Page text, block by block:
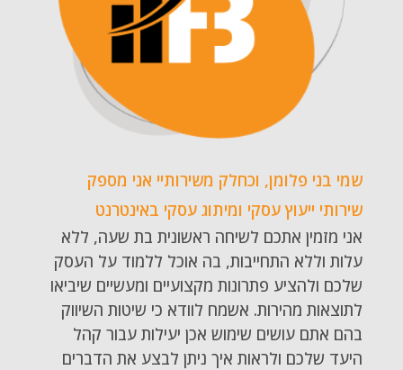
שמי בני פלומן, וכחלק משירותיי אני מספק
שירותי ייעוץ עסקי ומיתוג עסקי באינטרנט
אני מזמין אתכם לשיחה ראשונית בת שעה, ללא
עלות וללא התחייבות, בה אוכל ללמוד על העסק
שלכם ולהציע פתרונות מקצועיים ומעשיים שיביאו
לתוצאות מהירות. אשמח לוודא כי שיטות השיווק
בהם אתם עושים שימוש אכן יעילות עבור קהל
היעד שלכם ולראות איך ניתן לבצע את הדברים